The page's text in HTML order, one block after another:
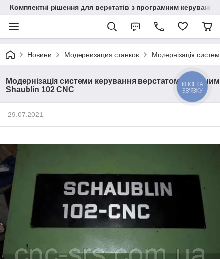
Комплектні рішення для верстатів з програмним
Новини Модернизация станков Модернізація
Модернізація системи керування верстатом токарним
Shaublin 102 CNC
29.07.2021
КНОПКА
ЗВ'ЯЗКУ